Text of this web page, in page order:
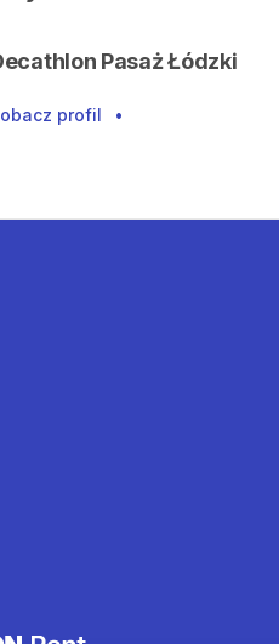
Pasaż Łódzki
profil •